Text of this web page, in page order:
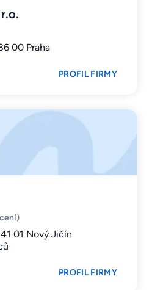
00 Praha
PROFIL FIRMY
01 Nový Jičín
PROFIL FIRMY